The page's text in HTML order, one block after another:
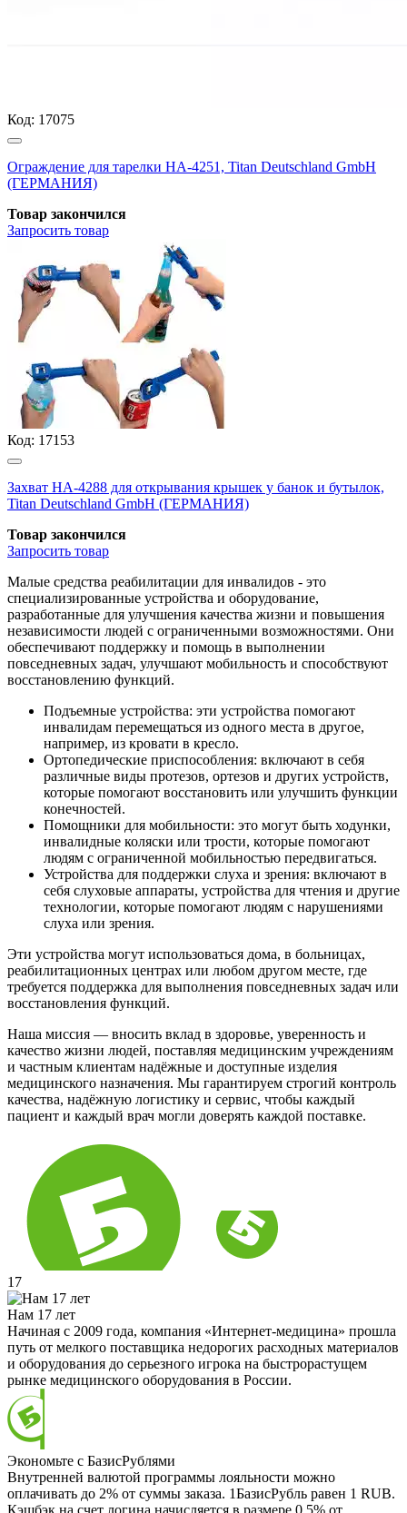
Код: 17075
Ограждение для тарелки HA-4251, Titan Deutschland GmbH
(ГЕРМАНИЯ)
Товар закончился
Запросить товар
Код: 17153
Захват НА-4288 для открывания крышек у банок и бутылок,
Titan Deutschland GmbH (ГЕРМАНИЯ)
Товар закончился
Запросить товар
Малые средства реабилитации для инвалидов - это
специализированные устройства и оборудование,
разработанные для улучшения качества жизни и повышения
независимости людей с ограниченными возможностями. Они
обеспечивают поддержку и помощь в выполнении
повседневных задач, улучшают мобильность и способствуют
восстановлению функций.
Подъемные устройства: эти устройства помогают
инвалидам перемещаться из одного места в другое,
например, из кровати в кресло.
Ортопедические приспособления: включают в себя
различные виды протезов, ортезов и других устройств,
которые помогают восстановить или улучшить функции
конечностей.
Помощники для мобильности: это могут быть ходунки,
инвалидные коляски или трости, которые помогают
людям с ограниченной мобильностью передвигаться.
Устройства для поддержки слуха и зрения: включают в
себя слуховые аппараты, устройства для чтения и другие
технологии, которые помогают людям с нарушениями
слуха или зрения.
Эти устройства могут использоваться дома, в больницах,
реабилитационных центрах или любом другом месте, где
требуется поддержка для выполнения повседневных задач или
восстановления функций.
Наша миссия — вносить вклад в здоровье, уверенность и
качество жизни людей, поставляя медицинским учреждениям
и частным клиентам надёжные и доступные изделия
медицинского назначения. Мы гарантируем строгий контроль
качества, надёжную логистику и сервис, чтобы каждый
пациент и каждый врач могли доверять каждой поставке.
17
Нам 17 лет
Начиная с 2009 года, компания «Интернет-медицина» прошла
путь от мелкого поставщика недорогих расходных материалов
и оборудования до серьезного игрока на быстрорастущем
рынке медицинского оборудования в России.
Экономьте с БазисРублями
Внутренней валютой программы лояльности можно
оплачивать до 2% от суммы заказа. 1БазисРубль равен 1 RUB.
Кэшбэк на счет логина начисляется в размере 0.5% от